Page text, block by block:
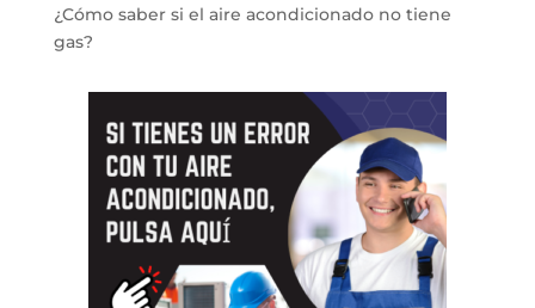
¿Cómo saber si el aire acondicionado no tiene
gas?